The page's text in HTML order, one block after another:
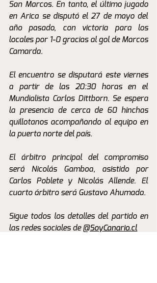
San Marcos. En tanto, el último jugado
en Arica se disputó el 27 de mayo del
año pasado, con victoria para los
locales por 1-0 gracias al gol de Marcos
Camarda.
El encuentro se disputará este viernes
a partir de las 20:30 horas en el
Mundialista Carlos Dittborn. Se espera
la presencia de cerca de 60 hinchas
quillotanos acompañando al equipo en
la puerta norte del país.
El árbitro principal del compromiso
será Nicolás Gamboa, asistido por
Carlos Poblete y Nicolás Allende. El
cuarto árbitro será Gustavo Ahumada.
Sigue todos los detalles del partido en
las redes sociales de @SoyCanario.cl